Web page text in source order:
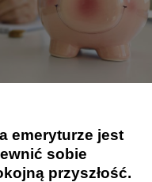
emeryturze jest
sobie
przyszłość.